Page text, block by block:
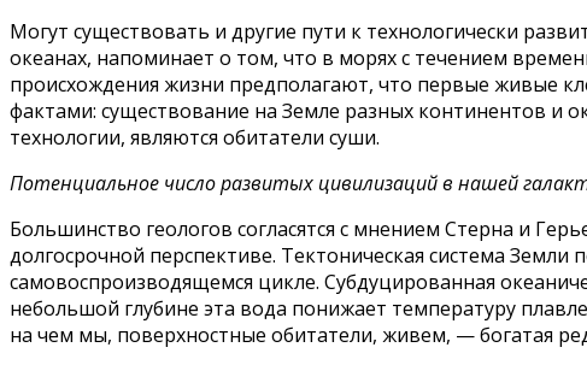
Могут существовать и другие пути к технологически
океанах, напоминает о том, что в морях с течением
происхождения жизни предполагают, что первые живые
фактами: существование на Земле разных континентов
технологии, являются обитатели суши.
Потенциальное число развитых цивилизаций в нашей
Большинство геологов согласятся с мнением Стерна и
долгосрочной перспективе. Тектоническая система
самовоспроизводящемся цикле. Субдуцированная
небольшой глубине эта вода понижает температуру
на чем мы, поверхностные обитатели, живем, — богатая